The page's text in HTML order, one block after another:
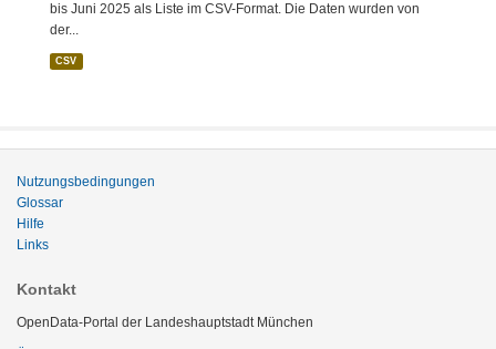
bis Juni 2025 als Liste im CSV-Format. Die Daten wurden von
der...
CSV
Nutzungsbedingungen
Glossar
Hilfe
Links
Kontakt
OpenData-Portal der Landeshauptstadt München